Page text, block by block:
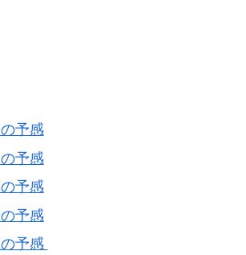
予感
予感
予感
予感
予感